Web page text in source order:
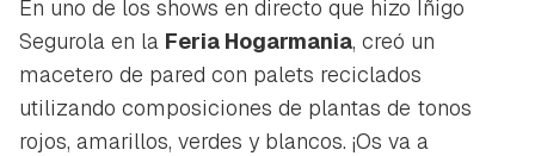
En uno de los shows en directo que hizo Iñigo
Segurola en la Feria Hogarmania, creó un
macetero de pared con palets reciclados
utilizando composiciones de plantas de tonos
rojos, amarillos, verdes y blancos. ¡Os va a